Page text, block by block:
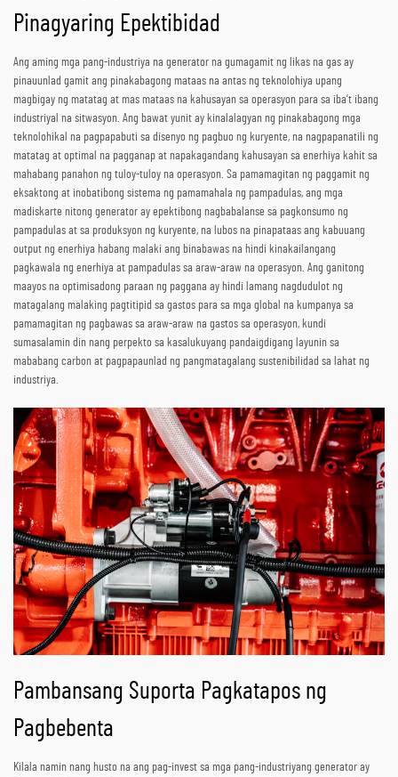
Pinagyaring Epektibidad
Ang aming mga pang-industriya na generator na gumagamit ng likas na gas ay
pinauunlad gamit ang pinakabagong mataas na antas ng teknolohiya upang
magbigay ng matatag at mas mataas na kahusayan sa operasyon para sa iba’t ibang
industriyal na sitwasyon. Ang bawat yunit ay kinalalagyan ng pinakabagong mga
teknolohikal na pagpapabuti sa disenyo ng pagbuo ng kuryente, na nagpapanatili ng
matatag at optimal na pagganap at napakagandang kahusayan sa enerhiya kahit sa
mahabang panahon ng tuloy-tuloy na operasyon. Sa pamamagitan ng paggamit ng
eksaktong at inobatibong sistema ng pamamahala ng pampadulas, ang mga
madiskarte nitong generator ay epektibong nagbabalanse sa pagkonsumo ng
pampadulas at sa produksyon ng kuryente, na lubos na pinapataas ang kabuuang
output ng enerhiya habang malaki ang binabawas na hindi kinakailangang
pagkawala ng enerhiya at pampadulas sa araw-araw na operasyon. Ang ganitong
maayos na optimisadong paraan ng paggana ay hindi lamang nagdudulot ng
matagalang malaking pagtitipid sa gastos para sa mga global na kumpanya sa
pamamagitan ng pagbawas sa araw-araw na gastos sa operasyon, kundi
sumasalamin din nang perpekto sa kasalukuyang pandaigdigang layunin sa
mababang carbon at pagpapaunlad ng pangmatagalang sustenibilidad sa lahat ng
industriya.
Pambansang Suporta Pagkatapos ng
Pagbebenta
Kilala namin nang husto na ang pag-invest sa mga pang-industriyang generator ay